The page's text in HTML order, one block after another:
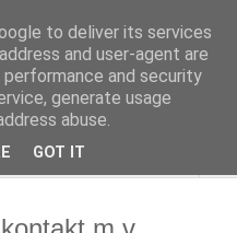
to deliver its services
and user-agent are
and security
generate usage
abuse.
GOT IT